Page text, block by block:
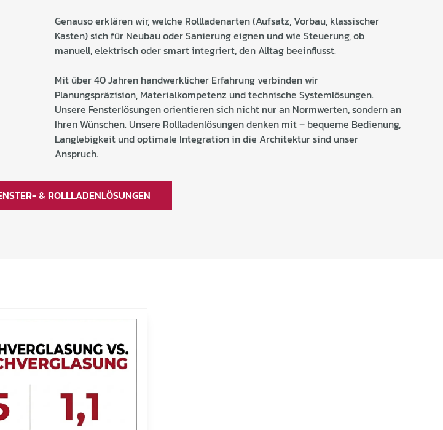
Genauso erklären wir, welche Rollladenarten (Aufsatz, Vorbau, klassischer
Kasten) sich für Neubau oder Sanierung eignen und wie Steuerung, ob
manuell, elektrisch oder smart integriert, den Alltag beeinflusst.
Mit über 40 Jahren handwerklicher Erfahrung verbinden wir
Planungspräzision, Materialkompetenz und technische Systemlösungen.
Unsere Fensterlösungen orientieren sich nicht nur an Normwerten, sondern an
Ihren Wünschen. Unsere Rollladenlösungen denken mit – bequeme Bedienung,
Langlebigkeit und optimale Integration in die Architektur sind unser
Anspruch.
& ROLLLADENLÖSUNGEN